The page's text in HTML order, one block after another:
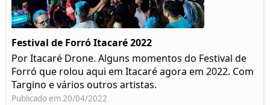
Festival de Forró Itacaré 2022
Por Itacaré Drone. Alguns momentos do Festival de
Forró que rolou aqui em Itacaré agora em 2022. Com
Targino e vários outros artistas.
Publicado em 20/04/2022